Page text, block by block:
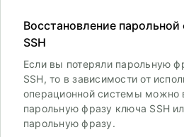
Восстановление
SSH
Если вы потеряли парольную
SSH, то в зависимости от
операционной системы можно
парольную фразу ключа SSH
парольную фразу.